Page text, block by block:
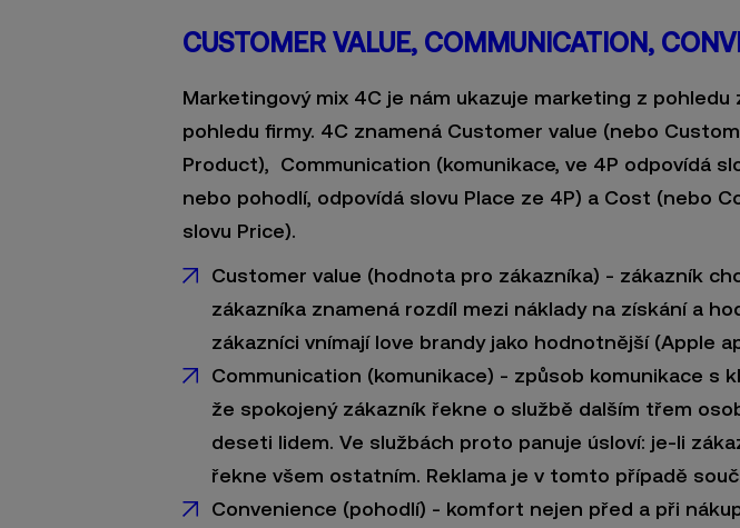
CUSTOMER VALUE, COMMUNICATION,
Marketingový mix 4C je nám ukazuje marketing z
pohledu firmy. 4C znamená Customer value (nebo
Product), Communication (komunikace, ve 4P odpovídá
nebo pohodlí, odpovídá slovu Place ze 4P) a Cost (nebo
slovu Price).
Customer value (hodnota pro zákazníka) - zákazník
zákazníka znamená rozdíl mezi náklady na získání a
zákazníci vnímají love brandy jako hodnotnější (Apple
Communication (komunikace) - způsob komunikace s
že spokojený zákazník řekne o službě dalším třem
deseti lidem. Ve službách proto panuje úsloví: je-li
řekne všem ostatním. Reklama je v tomto případě
Convenience (pohodlí) - komfort nejen před a při